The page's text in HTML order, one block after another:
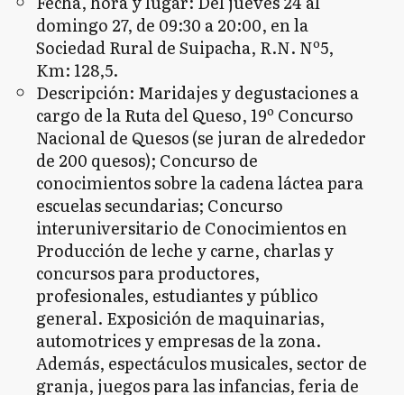
domingo 27, de 09:30 a 20:00, en la
Sociedad Rural de Suipacha, R.N. Nº5,
Km: 128,5.
Descripción: Maridajes y degustaciones a
cargo de la Ruta del Queso, 19º Concurso
Nacional de Quesos (se juran de alrededor
de 200 quesos); Concurso de
conocimientos sobre la cadena láctea para
escuelas secundarias; Concurso
interuniversitario de Conocimientos en
Producción de leche y carne, charlas y
concursos para productores,
profesionales, estudiantes y público
general. Exposición de maquinarias,
automotrices y empresas de la zona.
Además, espectáculos musicales, sector de
granja, juegos para las infancias, feria de